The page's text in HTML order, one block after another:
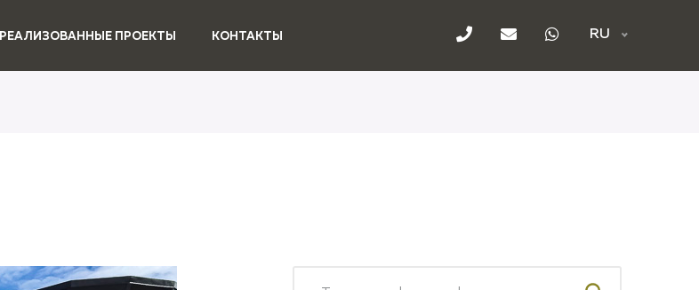
РЕАЛИЗОВАННЫЕ ПРОЕКТЫ КОНТАКТЫ RU